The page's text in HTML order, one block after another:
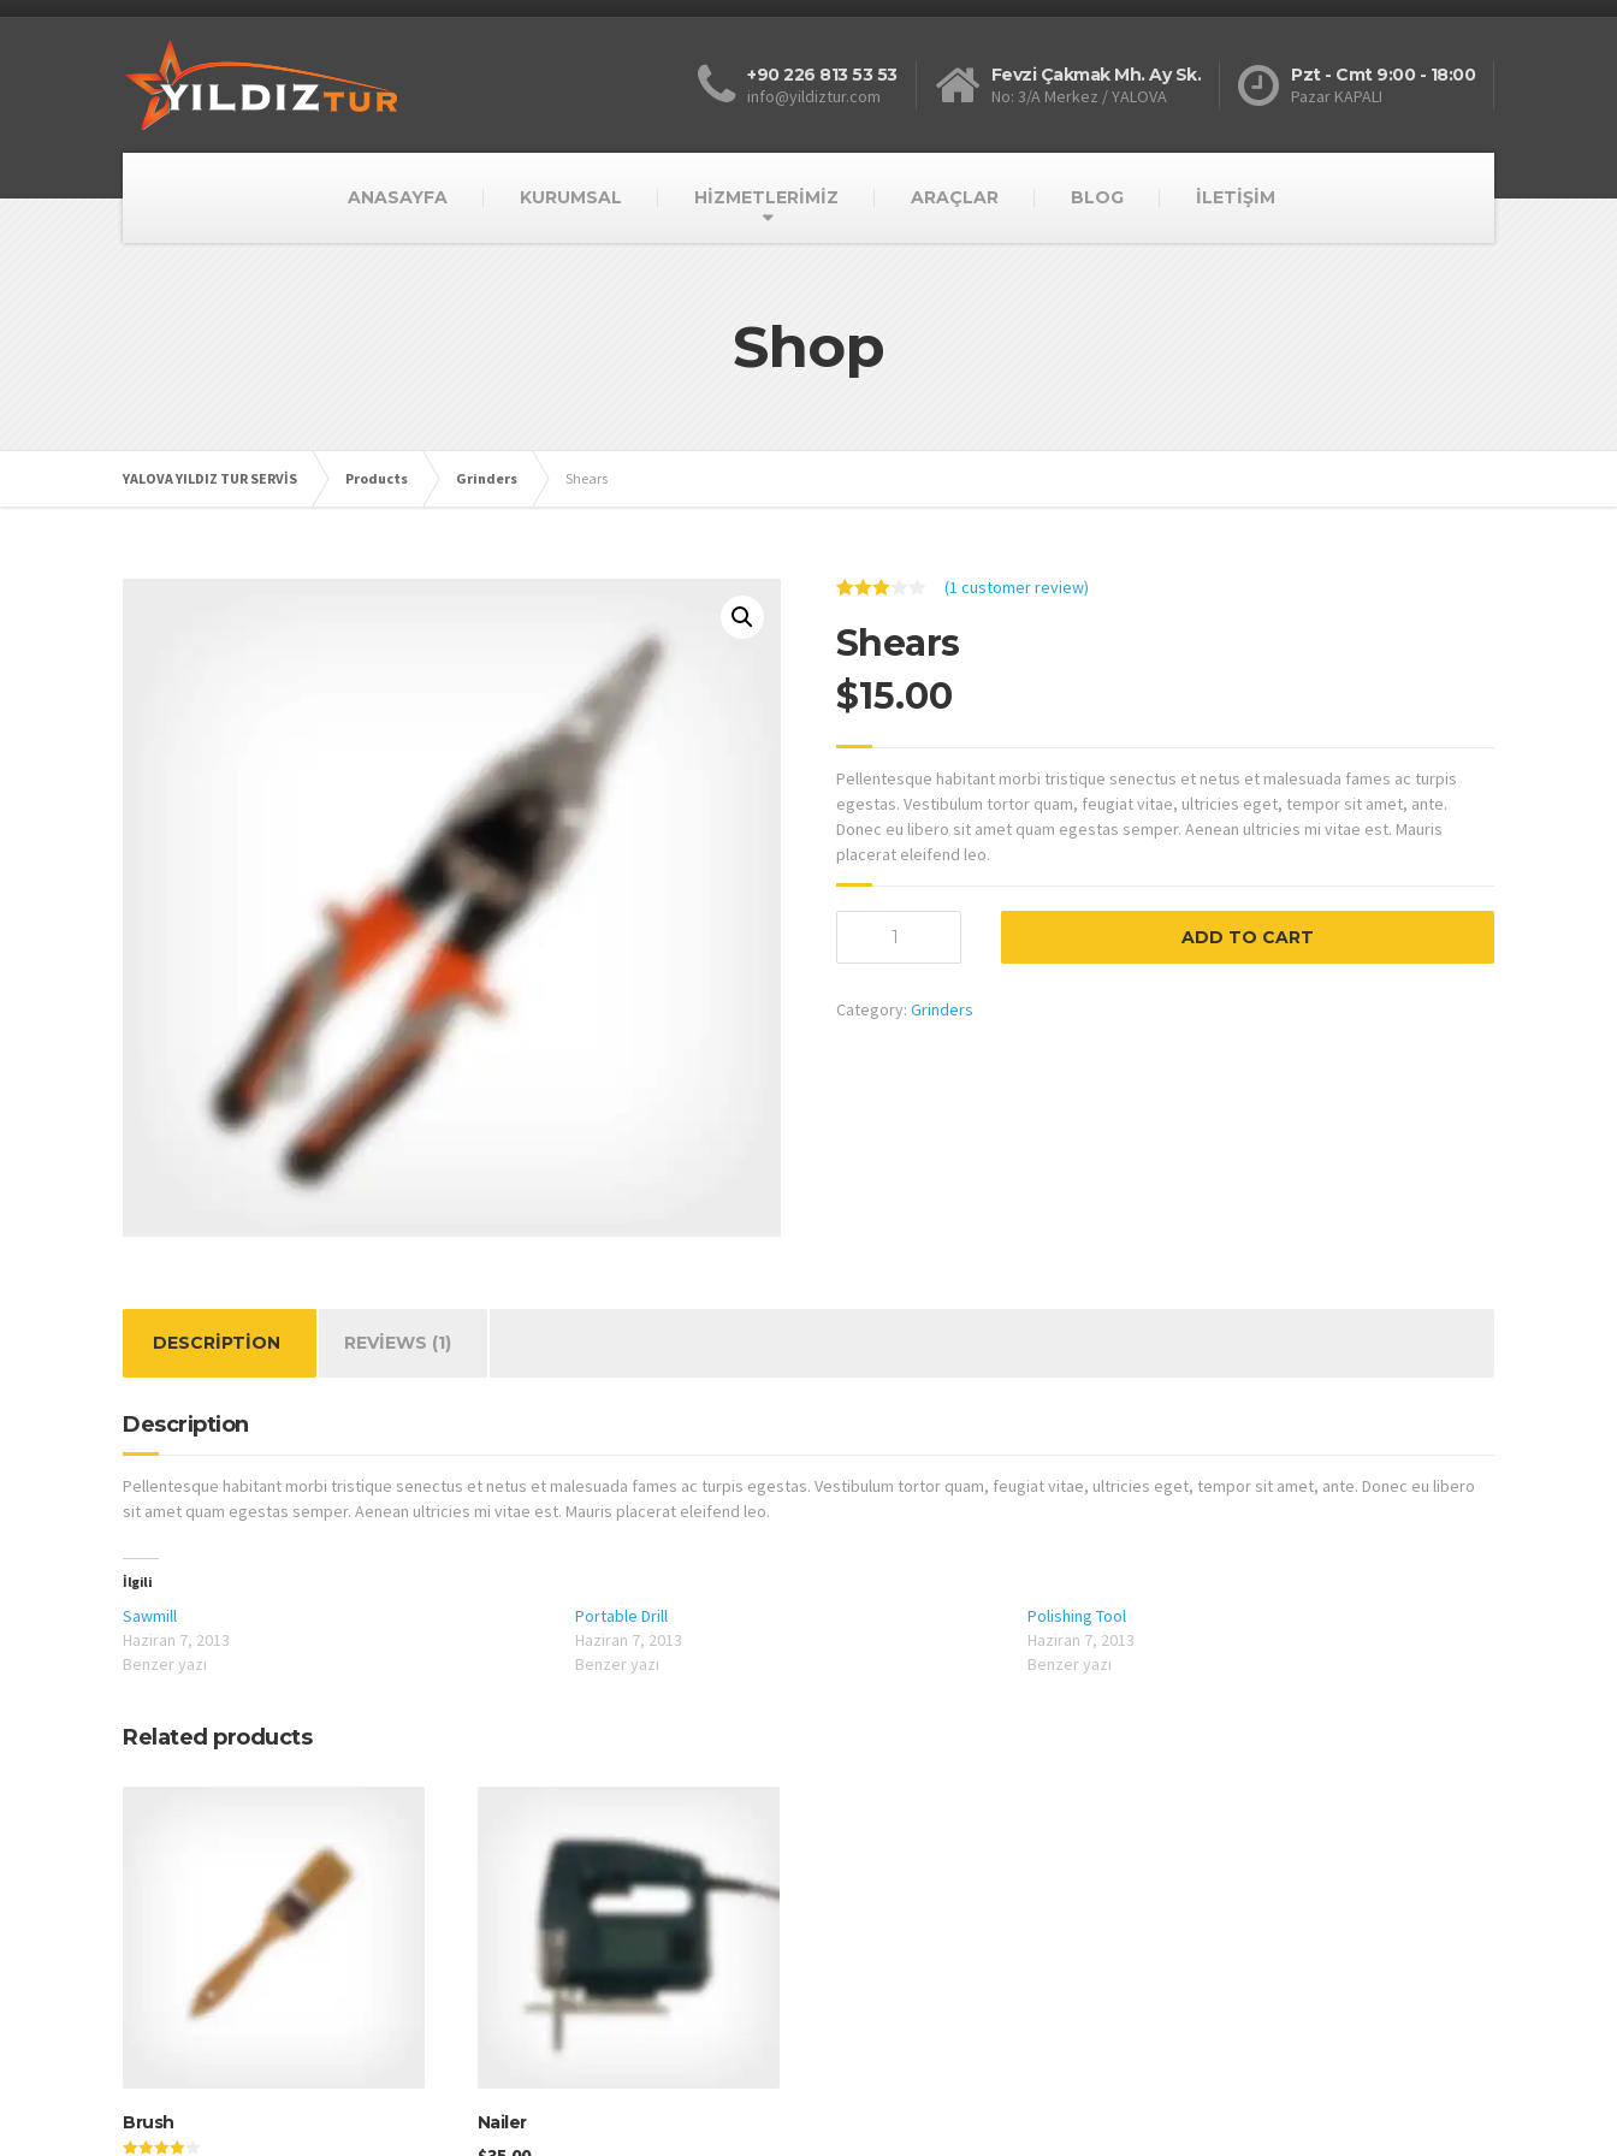
+90 226 813 53 53
info@yildiztur.com
Fevzi Çakmak Mh. Ay Sk.
No: 3/A Merkez / YALOVA
Pzt - Cmt 9:00 - 18:00
Pazar KAPALI
ANASAYFA KURUMSAL HİZMETLERİMİZ ARAÇLAR BLOG İLETİŞİM
Shop
YALOVA YILDIZ TUR SERVİS Products Grinders Shears
3.00
out of 5
on
customer
rating
(1 customer review)
Shears
$15.00
Pellentesque habitant morbi tristique senectus et netus et malesuada fames ac turpis
egestas. Vestibulum tortor quam, feugiat vitae, ultricies eget, tempor sit amet, ante.
Donec eu libero sit amet quam egestas semper. Aenean ultricies mi vitae est. Mauris
placerat eleifend leo.
quantity
ADD TO CART
Category: Grinders
DESCRIPTION REVIEWS (1)
Description
Pellentesque habitant morbi tristique senectus et netus et malesuada fames ac turpis egestas. Vestibulum tortor quam, feugiat vitae, ultricies eget, tempor sit amet, ante. Donec eu libero
sit amet quam egestas semper. Aenean ultricies mi vitae est. Mauris placerat eleifend leo.
İlgili
Sawmill
Haziran 7, 2013
Benzer yazı
Portable Drill
Haziran 7, 2013
Benzer yazı
Polishing Tool
Haziran 7, 2013
Benzer yazı
Related products
Brush Nailer